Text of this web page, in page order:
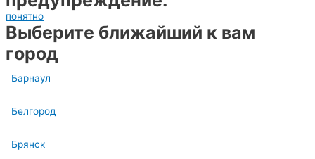
понятно
Выберите ближайший к вам
город
Барнаул
Белгород
Брянск